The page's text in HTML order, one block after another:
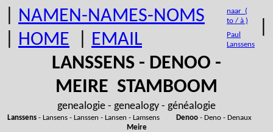
NAMEN-NAMES-NOMS
HOME EMAIL
naar (
to / à )
Paul
Lanssens
LANSSENS - DENOO -
MEIRE STAMBOOM
genealogie - genealogy - généalogie
Lanssens- Lansens - Lanssen - Lansen - Lamsens Denoo- Deno - Denaux
Meire